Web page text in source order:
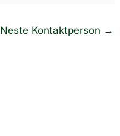
Neste Kontaktperson →